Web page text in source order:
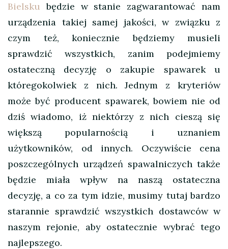
Bielsku będzie w stanie zagwarantować nam
urządzenia takiej samej jakości, w związku z
czym też, koniecznie będziemy musieli
sprawdzić wszystkich, zanim podejmiemy
ostateczną decyzję o zakupie spawarek u
któregokolwiek z nich. Jednym z kryteriów
może być producent spawarek, bowiem nie od
dziś wiadomo, iż niektórzy z nich cieszą się
większą popularnością i uznaniem
użytkowników, od innych. Oczywiście cena
poszczególnych urządzeń spawalniczych także
będzie miała wpływ na naszą ostateczna
decyzję, a co za tym idzie, musimy tutaj bardzo
starannie sprawdzić wszystkich dostawców w
naszym rejonie, aby ostatecznie wybrać tego
najlepszego.